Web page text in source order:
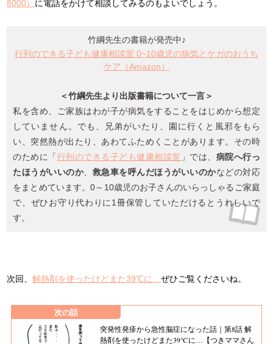
8000） に電話をかけて相談してみるのもよいでしょう。
竹綱先生の書籍が発売中♪
行列のできる子ども健康相談室 0~10歳児の病気とケガのおうち
ケア（Amazon）
＜竹綱先生より出版書籍について一言＞
私を含め、ご家族はわが子が病気をすることをはじめから想定
していません。でも、兄弟がいたり、園に行くと風邪をもら
い、突然熱が出たり、あわてふためくことがあります。その時
のために「行列のできる子ども健康相談室 」では、 病院へ行っ
たほうがいいのか、 救急車を呼んだほうがいいのかなどの対応
をまとめています。0～10歳児のお子さんのいらっしゃるご家庭
で、ぜひお守り代わりに1冊保管していただけるとうれしいで
す。
次回、解熱剤を使ったけどまた39℃に…ぜひご覧くださいね。
次の話
突発性発疹から急性脳症になった話｜第8話 解
熱剤を使ったけどまた39℃に…【つきママさん